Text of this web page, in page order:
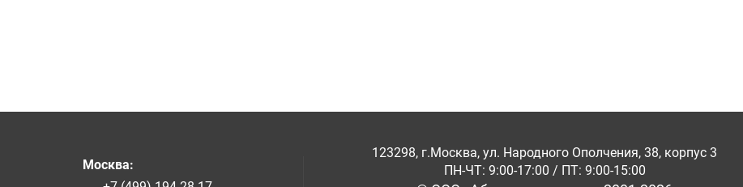
Москва:
123298, г.Москва, ул. Народного Ополчения, 38, корпус 3
ПН-ЧТ: 9:00-17:00 / ПТ: 9:00-15:00